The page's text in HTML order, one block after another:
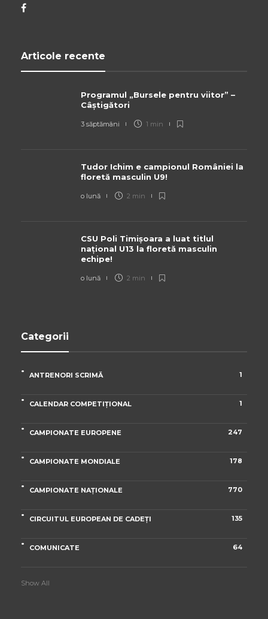
Articole recente
Programul „Bursele pentru viitor” –
Câștigători
3 săptămâni 1 min
Tudor Ichim e campionul României la
floretă masculin U9!
o lună 2 min
CSU Poli Timișoara a luat titlul
național U13 la floretă masculin
echipe!
o lună 2 min
Categorii
ANTRENORI SCRIMĂ 1
CALENDAR COMPETIȚIONAL 1
CAMPIONATE EUROPENE 247
CAMPIONATE MONDIALE 178
CAMPIONATE NAȚIONALE 770
CIRCUITUL EUROPEAN DE CADEȚI 135
COMUNICATE 64
Show All